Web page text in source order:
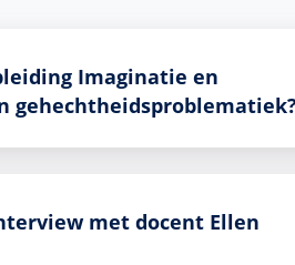
Imaginatie en
met docent Ellen